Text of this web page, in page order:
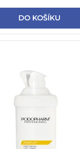
DO KOŠÍKU